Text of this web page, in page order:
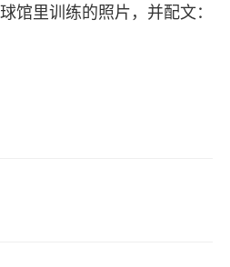
馆里训练的照片，并配文：